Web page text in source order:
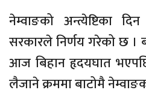
नेम्वाङको अन्त्येष्टिका
सरकारले निर्णय गरेको छ ।
आज बिहान हृदयघात
लैजाने क्रममा बाटोमै